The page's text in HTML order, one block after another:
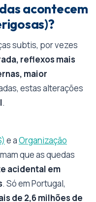
acontecem
subtis, por vezes
reflexos mais
maior
estas alterações
.
e aOrganização
que as quedas
acidental em
. Só em Portugal,
de 2,6 milhões de